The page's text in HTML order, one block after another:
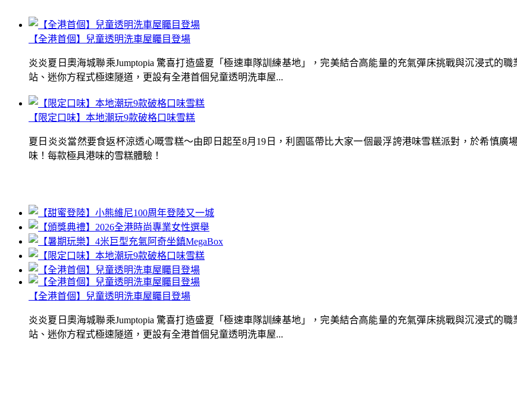
【全港首個】兒童透明洗車屋矚目登場
炎炎夏日奧海城聯乘Jumptopia 驚喜打造盛夏「極速車隊訓練基地」，完美結合高能量的充氣彈床挑戰與沉浸式的
站、迷你方程式極速隧道，更設有全港首個兒童透明洗車屋...
【限定口味】本地潮玩9款破格口味雪糕
夏日炎炎當然要食返杯涼透心嘅雪糕～由即日起至8月19日，利園區帶比大家一個最浮誇港味雪糕派對，於希慎廣
味！每款極具港味的雪糕體驗！
【全港首個】兒童透明洗車屋矚目登場
炎炎夏日奧海城聯乘Jumptopia 驚喜打造盛夏「極速車隊訓練基地」，完美結合高能量的充氣彈床挑戰與沉浸式的
站、迷你方程式極速隧道，更設有全港首個兒童透明洗車屋...